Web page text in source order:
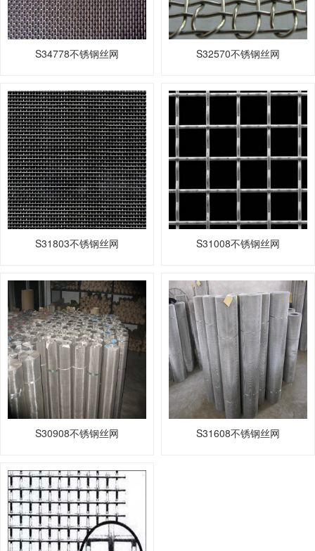
S34778不锈钢丝网 S32570不锈钢丝网
S31803不锈钢丝网 S31008不锈钢丝网
S30908不锈钢丝网 S31608不锈钢丝网